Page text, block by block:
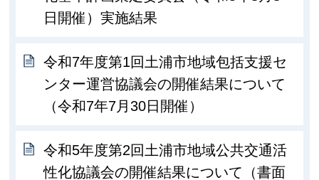
日開催）実施結果
令和7年度第1回土浦市地域包括支援セ
ンター運営協議会の開催結果について
（令和7年7月30日開催）
令和5年度第2回土浦市地域公共交通活
性化協議会の開催結果について（書面